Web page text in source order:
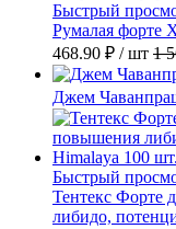
Быстрый
Румалая форте
468.90 ₽ / шт 1
Джем
Быстрый
Тентекс Форте
либидо,